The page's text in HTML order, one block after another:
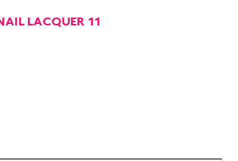
LACQUER 11